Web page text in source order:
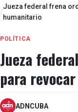
/
Jueza federal frena
humanitario
POLÍTICA
Jueza
para
ADNCUBA